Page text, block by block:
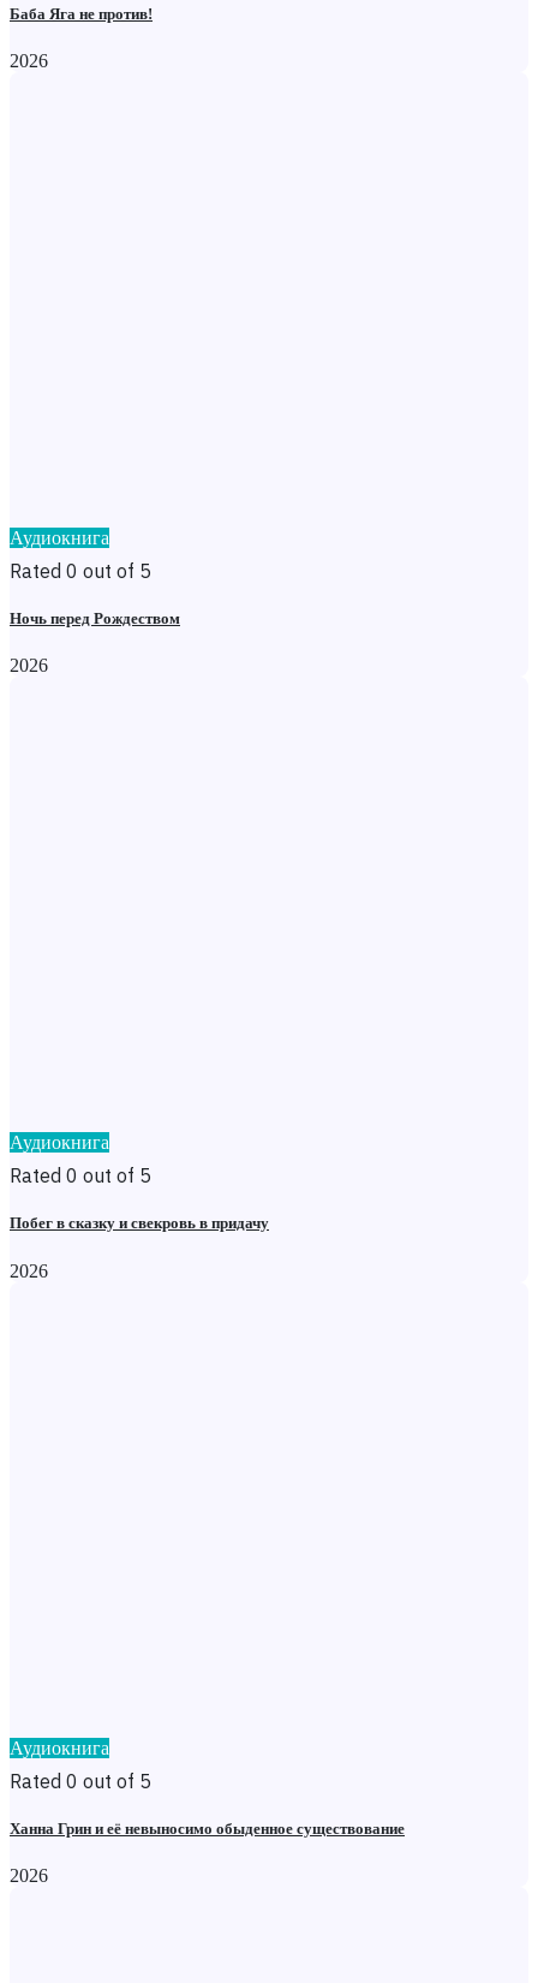
Баба Яга не против!
2026
Аудиокнига
Rated 0 out of 5
Ночь перед Рождеством
2026
Аудиокнига
Rated 0 out of 5
Побег в сказку и свекровь в придачу
2026
Аудиокнига
Rated 0 out of 5
Ханна Грин и её невыносимо обыденное существование
2026